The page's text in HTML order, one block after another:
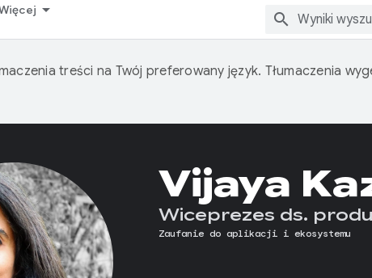
treści na Twój preferowany język. Tłumaczenia
Vijaya
Wiceprezes ds.
Zaufanie do aplikacji i ekosystemu